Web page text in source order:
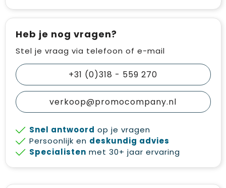
Heb je nog vragen?
Stel je vraag via telefoon of e-mail
+31 (0)318 - 559 270
verkoop@promocompany.nl
Snel antwoord op je vragen
Persoonlijk en deskundig advies
Specialisten met 30+ jaar ervaring